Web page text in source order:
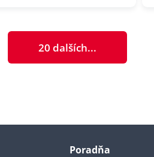
20 dalších...
Poradňa